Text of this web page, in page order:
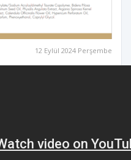
12 Eylül 2024 Perşembe